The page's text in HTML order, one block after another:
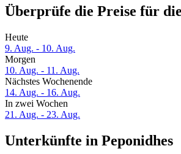
Überprüfe die Preise für
Heute
9. Aug. - 10. Aug.
Morgen
10. Aug. - 11. Aug.
Nächstes Wochenende
14. Aug. - 16. Aug.
In zwei Wochen
21. Aug. - 23. Aug.
Unterkünfte in Peponidhes